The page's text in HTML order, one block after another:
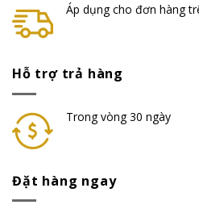
Áp dụng cho đơn hàng
Hỗ trợ trả hàng
Trong vòng 30 ngày
Đặt hàng ngay